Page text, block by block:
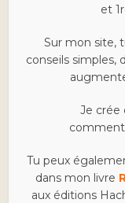
et
Sur mon site,
conseils simples,
Je crée
Tu peux
dans mon livre
aux éditions